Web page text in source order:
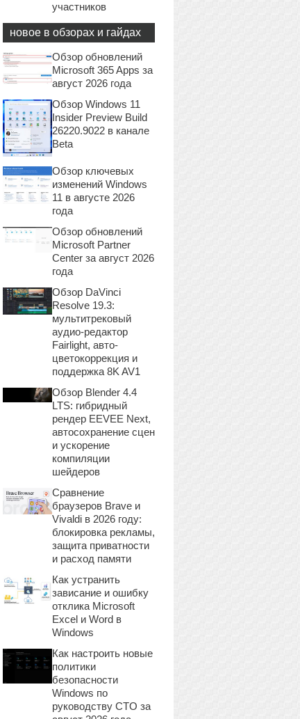
участников
новое в обзорах и гайдах
Обзор обновлений
Microsoft 365 Apps за
август 2026 года
Обзор Windows 11
Insider Preview Build
26220.9022 в канале
Beta
Обзор ключевых
изменений Windows
11 в августе 2026
года
Обзор обновлений
Microsoft Partner
Center за август 2026
года
Обзор DaVinci
Resolve 19.3:
мультитрековый
аудио-редактор
Fairlight, авто-
цветокоррекция и
поддержка 8K AV1
Обзор Blender 4.4
LTS: гибридный
рендер EEVEE Next,
автосохранение сцен
и ускорение
компиляции
шейдеров
Сравнение
браузеров Brave и
Vivaldi в 2026 году:
блокировка рекламы,
защита приватности
и расход памяти
Как устранить
зависание и ошибку
отклика Microsoft
Excel и Word в
Windows
Как настроить новые
политики
безопасности
Windows по
руководству CTO за